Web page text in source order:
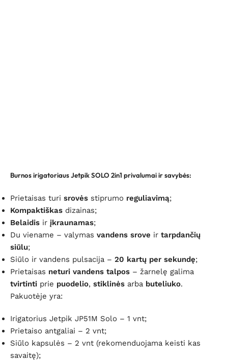
Burnos irigatoriaus Jetpik SOLO 2in1 privalumai ir savybės:
Prietaisas turi srovės stiprumo reguliavimą;
Kompaktiškas dizainas;
Belaidis ir įkraunamas;
Du viename – valymas vandens srove ir tarpdančių
siūlu;
Siūlo ir vandens pulsacija – 20 kartų per sekundę;
Prietaisas neturi vandens talpos – žarnelę galima
tvirtinti prie puodelio, stiklinės arba buteliuko.
Pakuotėje yra:
Irigatorius Jetpik JP51M Solo – 1 vnt;
Prietaiso antgaliai – 2 vnt;
Siūlo kapsulės – 2 vnt (rekomenduojama keisti kas
savaitę);